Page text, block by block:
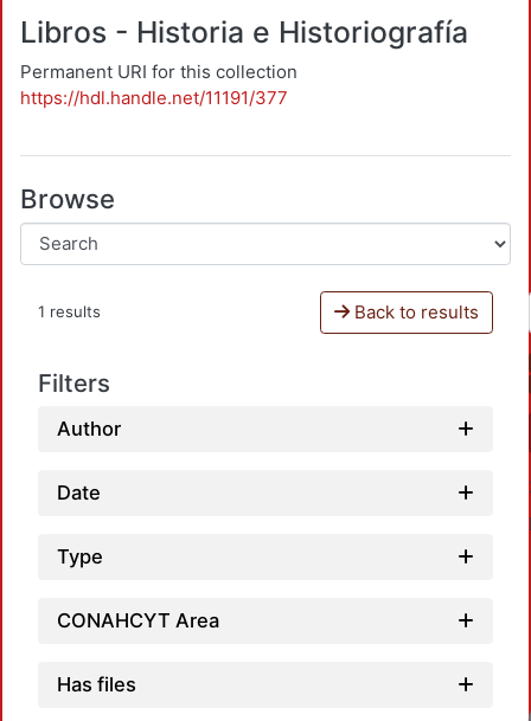
Libros - Historia e Historiografía
Permanent URI for this collection
https://hdl.handle.net/11191/377
Browse
1 results Back to results
Filters
Author
Date
Type
CONAHCYT Area
Has files